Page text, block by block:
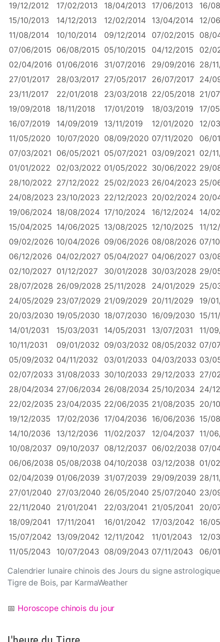
Calendrier lunaire chinois des Jours du signe
Tigre de Bois, par KarmaWeather
19/12/2012
17/02/2013 18/04/2013 17/06/2013
16/
15/10/2013
14/12/2013 12/02/2014 13/04/2014
12/
11/08/2014
10/10/2014 09/12/2014 07/02/2015 08/
07/06/2015 06/08/2015 05/10/2015 04/12/2015
02/
02/04/2016 01/06/2016 31/07/2016 29/09/2016 28/
27/01/2017
28/03/2017 27/05/2017 26/07/2017 24/
23/11/2017
22/01/2018 23/03/2018 22/05/2018 21/
19/09/2018
18/11/2018 17/01/2019 18/03/2019
17/
16/07/2019
14/09/2019 13/11/2019 12/01/2020
12/
11/05/2020
10/07/2020 08/09/2020 07/11/2020
06/
07/03/2021 06/05/2021 05/07/2021 03/09/2021 02/
01/01/2022
02/03/2022 01/05/2022 30/06/2022 29/
28/10/2022 27/12/2022 25/02/2023 26/04/2023 25/
24/08/2023 23/10/2023 22/12/2023 20/02/2024 20/
19/06/2024 18/08/2024 17/10/2024 16/12/2024
14/
15/04/2025 14/06/2025 13/08/2025 12/10/2025
11/
09/02/2026 10/04/2026 09/06/2026 08/08/2026 07/
06/12/2026 04/02/2027 05/04/2027 04/06/2027 03/
02/10/2027 01/12/2027 30/01/2028 30/03/2028 29/
28/07/2028 26/09/2028 25/11/2028 24/01/2029 25/
24/05/2029 23/07/2029 21/09/2029 20/11/2029
19/
20/03/2030 19/05/2030 18/07/2030 16/09/2030 15/
14/01/2031
15/03/2031 14/05/2031 13/07/2031
11/
10/11/2031
09/01/2032 09/03/2032 08/05/2032 07/
05/09/2032 04/11/2032 03/01/2033 04/03/2033 03/
02/07/2033 31/08/2033 30/10/2033 29/12/2033 27/
28/04/2034 27/06/2034 26/08/2034 25/10/2034 24/
22/02/2035 23/04/2035 22/06/2035 21/08/2035 20/
19/12/2035
17/02/2036 17/04/2036 16/06/2036 15/
14/10/2036
13/12/2036 11/02/2037 12/04/2037 11/
10/08/2037 09/10/2037 08/12/2037 06/02/2038 07/
06/06/2038 05/08/2038 04/10/2038 03/12/2038 01/
02/04/2039 01/06/2039 31/07/2039 29/09/2039 28/
27/01/2040 27/03/2040 26/05/2040 25/07/2040 23/
22/11/2040
21/01/2041 22/03/2041 21/05/2041
20/
18/09/2041
17/11/2041 16/01/2042 17/03/2042 16/
15/07/2042 13/09/2042 12/11/2042 11/01/2043
12/
11/05/2043
10/07/2043 08/09/2043 07/11/2043 06/
📅 Horoscope chinois du jour